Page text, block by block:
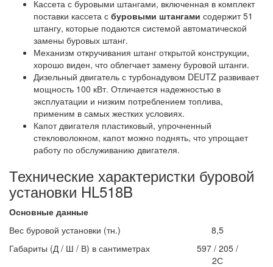
Кассета с буровыми штангами, включенная в комплект
поставки кассета с буровыми штангами содержит 51
штангу, которые подаются системой автоматической
замены буровых штанг.
Механизм откручивания штанг открытой конструкции,
хорошо виден, что облегчает замену буровой штанги.
Дизельный двигатель с турбонадувом DEUTZ развивает
мощность 100 кВт. Отличается надежностью в
эксплуатации и низким потреблением топлива,
применим в самых жестких условиях.
Капот двигателя пластиковый, упрочненный
стекловолокном, капот можно поднять, что упрощает
работу по обслуживанию двигателя.
Технические характеристки буровой
установки HL518B
Основные данные
Вес буровой установки (тн.)
8,5
Габариты (Д / Ш / В) в сантиметрах
597 / 205 /
2С